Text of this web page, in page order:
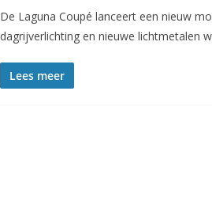
De Laguna Coupé lanceert een nieuw
dagrijverlichting en nieuwe lichtmetalen
Lees meer